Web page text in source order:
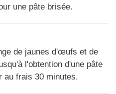
une pâte brisée.
de jaunes d'œufs et de
l'obtention d'une pâte
au frais 30 minutes.